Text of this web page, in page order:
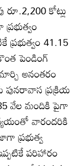
కోట్లు
41.15
పెండింగ్‌
అనంతరం
పునరావాస ప్రక్రియ
వేల మందికి పైగా
వ్యయంతో వారందరికి
ప్రభుత్వ
పరిహారం